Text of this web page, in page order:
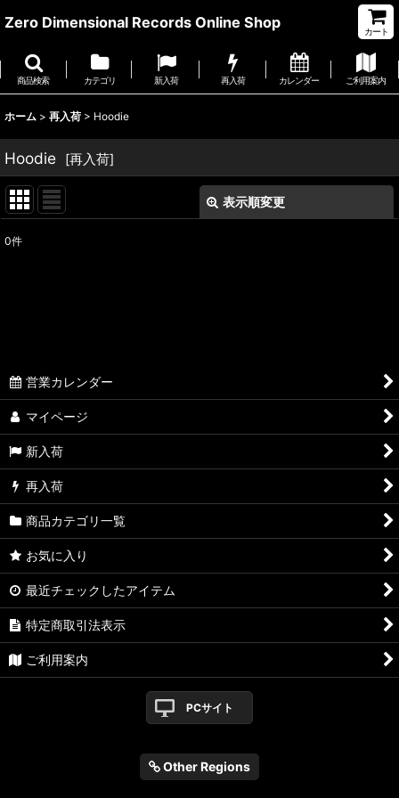
Zero Dimensional Records Online Shop
カート
商品検索 カテゴリ 新入荷 再入荷 カレンダー ご利用案内
ホーム > 再入荷 > Hoodie
Hoodie [再入荷]
表示順変更
0件
営業カレンダー
マイページ
新入荷
再入荷
商品カテゴリ一覧
お気に入り
最近チェックしたアイテム
特定商取引法表示
ご利用案内
PCサイト
Other Regions